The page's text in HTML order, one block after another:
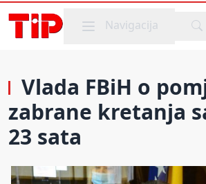
Mobile menu
Navigacija
Vlada FBiH o
zabrane kretanja
23 sata